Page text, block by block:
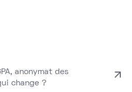
anonymat des
change ?